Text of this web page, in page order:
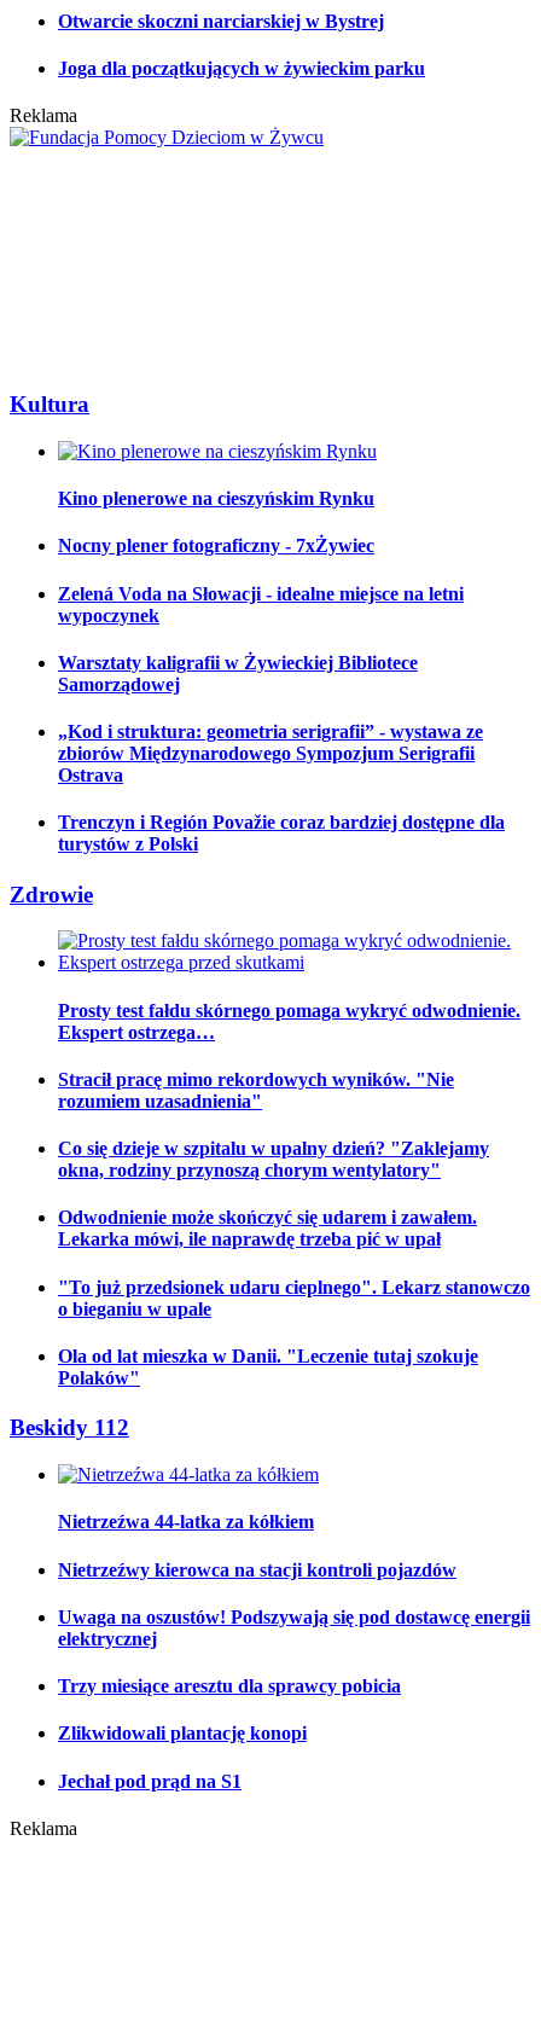
Otwarcie skoczni narciarskiej w Bystrej
Joga dla początkujących w żywieckim parku
Reklama
Kultura
Kino plenerowe na cieszyńskim Rynku
Nocny plener fotograficzny - 7xŻywiec
Zelená Voda na Słowacji - idealne miejsce na letni
wypoczynek
Warsztaty kaligrafii w Żywieckiej Bibliotece
Samorządowej
„Kod i struktura: geometria serigrafii” - wystawa ze
zbiorów Międzynarodowego Sympozjum Serigrafii
Ostrava
Trenczyn i Región Považie coraz bardziej dostępne dla
turystów z Polski
Zdrowie
Prosty test fałdu skórnego pomaga wykryć odwodnienie.
Ekspert ostrzega…
Stracił pracę mimo rekordowych wyników. "Nie
rozumiem uzasadnienia"
Co się dzieje w szpitalu w upalny dzień? "Zaklejamy
okna, rodziny przynoszą chorym wentylatory"
Odwodnienie może skończyć się udarem i zawałem.
Lekarka mówi, ile naprawdę trzeba pić w upał
"To już przedsionek udaru cieplnego". Lekarz stanowczo
o bieganiu w upale
Ola od lat mieszka w Danii. "Leczenie tutaj szokuje
Polaków"
Beskidy 112
Nietrzeźwa 44-latka za kółkiem
Nietrzeźwy kierowca na stacji kontroli pojazdów
Uwaga na oszustów! Podszywają się pod dostawcę energii
elektrycznej
Trzy miesiące aresztu dla sprawcy pobicia
Zlikwidowali plantację konopi
Jechał pod prąd na S1
Reklama